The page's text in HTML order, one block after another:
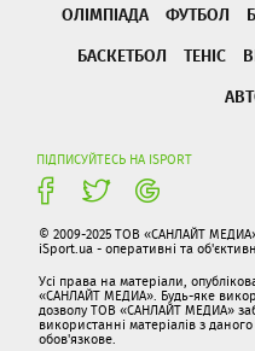
ОЛІМПІАДА ФУТБОЛ
БАСКЕТБОЛ
ТЕНІС
ПІДПИСУЙТЕСЬ НА ISPORT
© 2009-2025 ТОВ «САНЛАЙТ
iSport.ua - оперативні та
Усі права на матеріали,
«САНЛАЙТ МЕДИА». Будь-яке
дозволу ТОВ «САНЛАЙТ МЕДИА»
використанні матеріалів з
обов'язкове.